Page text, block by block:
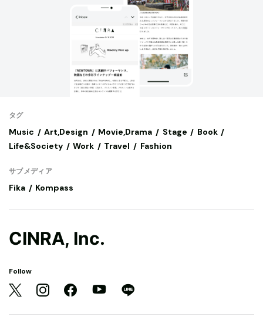
タグ
Music Art,Design Movie,Drama Stage
Book
Life&Society
Work Travel Fashion
サブメディア
Fika Kompass
CINRA, Inc.
Follow